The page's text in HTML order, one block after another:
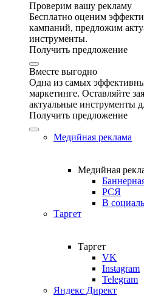
Проверим вашу рекламу
Бесплатно оценим
кампаний, предложим
инструменты.
Получить предложение
Вместе выгодно
Одна из самых
маркетинге. Оставляйте
актуальные инструменты
Получить предложение
Медийная реклама
Медийная
РСЯ
В
Таргет
Таргет
VK
Instagram
Telegram
Яндекс Директ